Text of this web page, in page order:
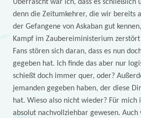
Überrascht war ich, dass es schließlich
denn die Zeitumkehrer, die wir bereits
der Gefangene von Askaban gut
Kampf im Zaubereiministerium
Fans stören sich daran, dass es nun
gegeben hat. Ich finde das aber nur
schießt doch immer quer, oder?
jemanden gegeben haben, der diese
hat. Wieso also nicht wieder? Für mich
absolut nachvollziehbar gewesen. Auch